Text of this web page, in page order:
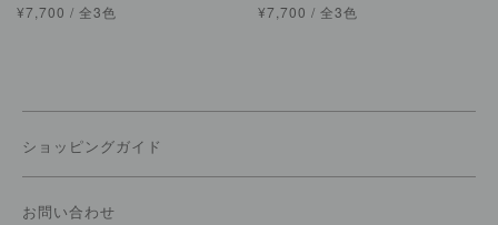
¥7,700 / 全3色 ¥7,700 / 全3色
ショッピングガイド
お問い合わせ